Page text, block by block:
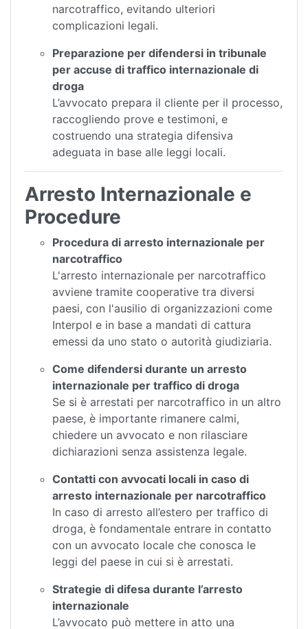
narcotraffico, evitando ulteriori
complicazioni legali.
Preparazione per difendersi in tribunale
per accuse di traffico internazionale di
droga
L’avvocato prepara il cliente per il processo,
raccogliendo prove e testimoni, e
costruendo una strategia difensiva
adeguata in base alle leggi locali.
Arresto Internazionale e
Procedure
Procedura di arresto internazionale per
narcotraffico
L'arresto internazionale per narcotraffico
avviene tramite cooperative tra diversi
paesi, con l'ausilio di organizzazioni come
Interpol e in base a mandati di cattura
emessi da uno stato o autorità giudiziaria.
Come difendersi durante un arresto
internazionale per traffico di droga
Se si è arrestati per narcotraffico in un altro
paese, è importante rimanere calmi,
chiedere un avvocato e non rilasciare
dichiarazioni senza assistenza legale.
Contatti con avvocati locali in caso di
arresto internazionale per narcotraffico
In caso di arresto all’estero per traffico di
droga, è fondamentale entrare in contatto
con un avvocato locale che conosca le
leggi del paese in cui si è arrestati.
Strategie di difesa durante l’arresto
internazionale
L’avvocato può mettere in atto una